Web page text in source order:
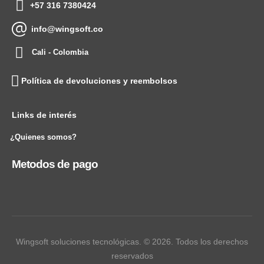
+57 316 7380424
info@wingsoft.co
Cali - Colombia
Política de devoluciones y reembolsos
Links de interés
¿Quienes somos?
Metodos de pago
Wingsoft soluciones tecnológicas. © 2026. Todos los derechos
reservados